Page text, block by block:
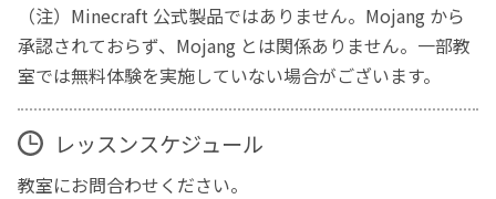
（注）Minecraft 公式製品ではありません。Mojang から
承認されておらず、Mojang とは関係ありません。一部教
室では無料体験を実施していない場合がございます。
レッスンスケジュール
教室にお問合わせください。